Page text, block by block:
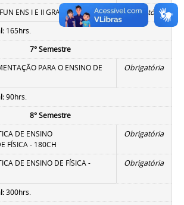
ENS I E II GRAU - 75CH
Obrigatória
165hrs.
7° Semestre
PARA O ENSINO DE
Obrigatória
90hrs.
8° Semestre
DE ENSINO
FÍSICA - 180CH
Obrigatória
DE ENSINO DE FÍSICA -
Obrigatória
300hrs.